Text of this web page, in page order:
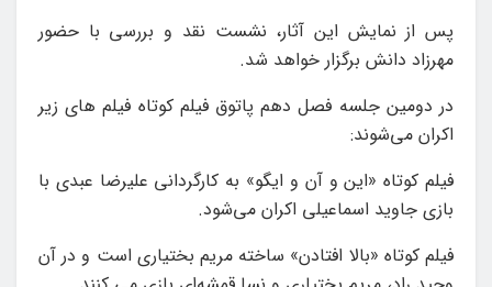
پس از نمایش این آثار، نشست نقد و بررسی با حضور
مهرزاد دانش برگزار خواهد شد.
در دومین جلسه فصل دهم پاتوق فیلم کوتاه فیلم های زیر
اکران می‌شوند:
فیلم کوتاه «این و آن و ایگو» به کارگردانی علیرضا عبدی با
بازی جاوید اسماعیلی اکران می‌شود.
فیلم کوتاه «بالا افتادن» ساخته مریم بختیاری است و در آن